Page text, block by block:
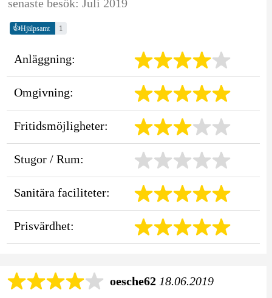
senaste besök: Juli 2019
👍Hjälpsamt 1
Anläggning:
Omgivning:
Fritidsmöjligheter:
Stugor / Rum:
Sanitära faciliteter:
Prisvärdhet:
oesche62 18.06.2019